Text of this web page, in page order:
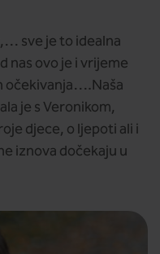
sve je to idealna
nas ovo je i vrijeme
očekivanja….Naša
je s Veronikom,
djece, o ljepoti ali i
iznova dočekaju u